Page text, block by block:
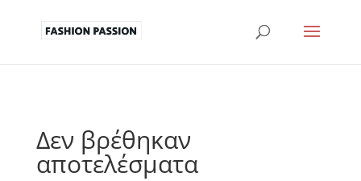
Δεν βρέθηκαν
αποτελέσματα